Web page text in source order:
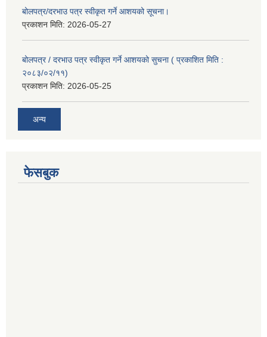
बोलपत्र/दरभाउ पत्र स्वीकृत गर्ने आशयको सूचना।
प्रकाशन मिति: 2026-05-27
बोलपत्र / दरभाउ पत्र स्वीकृत गर्ने आशयको सुचना ( प्रकाशित मिति :
२०८३/०२/११)
प्रकाशन मिति: 2026-05-25
अन्य
फेसबुक